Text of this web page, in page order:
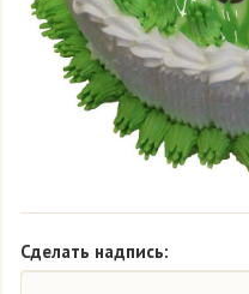
Сделать надпись: